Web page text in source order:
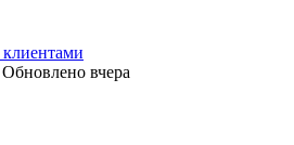
Обновлено вчера